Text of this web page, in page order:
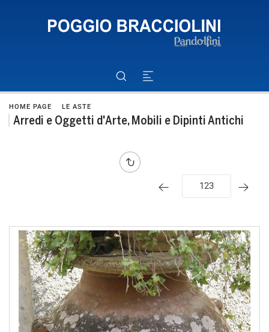
HOME PAGE LE ASTE
Arredi e Oggetti d'Arte, Mobili e Dipinti Antichi